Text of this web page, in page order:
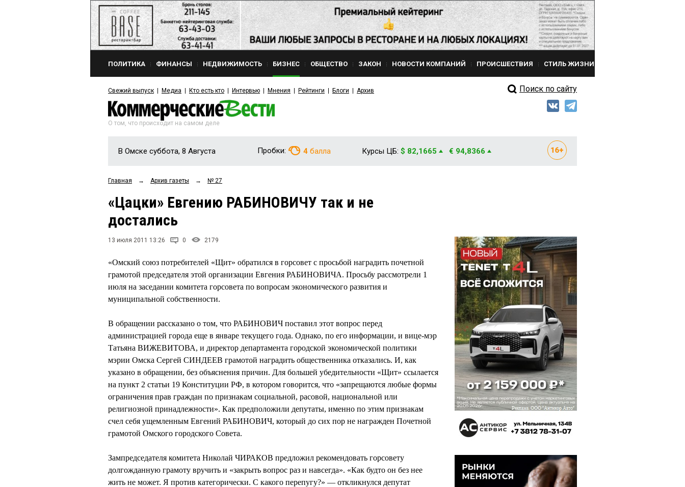
ПОЛИТИКА ФИНАНСЫ НЕДВИЖИМОСТЬ БИЗНЕС ОБЩЕСТВО ЗАКОН НОВОСТИ КОМПАНИЙ ПРОИСШЕСТВИЯ СТИЛЬ ЖИЗНИ
Свежий выпуск Медиа Кто есть кто Интервью Мнения Рейтинги Блоги Архив Поиск по сайту
О том, что происходит на самом деле
В Омске суббота, 8 Августа Пробки: 4 балла Курсы ЦБ: $ 82,1665 € 94,8366
Главная → Архив газеты → № 27
«Цацки» Евгению РАБИНОВИЧУ так и не
достались
13 июля 2011 13:26 0 2179
«Омский союз потребителей «Щит» обратился в горсовет с просьбой наградить почетной
грамотой председателя этой организации Евгения РАБИНОВИЧА. Просьбу рассмотрели 1
июля на заседании комитета горсовета по вопросам экономического развития и
муниципальной собственности.
В обращении рассказано о том, что РАБИНОВИЧ поставил этот вопрос перед
администрацией города еще в январе текущего года. Однако, по его информации, и вице-мэр
Татьяна ВИЖЕВИТОВА, и директор департамента городской экономической политики
мэрии Омска Сергей СИНДЕЕВ грамотой наградить общественника отказались. И, как
указано в обращении, без объяснения причин. Для большей убедительности «Щит» ссылается
на пункт 2 статьи 19 Конституции РФ, в котором говорится, что «запрещаются любые формы
ограничения прав граждан по признакам социальной, расовой, национальной или
религиозной принадлежности». Как предположили депутаты, именно по этим признакам
счел себя ущемленным Евгений РАБИНОВИЧ, который до сих пор не награжден Почетной
грамотой Омского городского Совета.
Зампредседателя комитета Николай ЧИРАКОВ предложил рекомендовать горсовету
долгожданную грамоту вручить и «закрыть вопрос раз и навсегда». «Как будто он без нее
жить не может. Я против категорически. С какого перепугу?» — откликнулся депутат